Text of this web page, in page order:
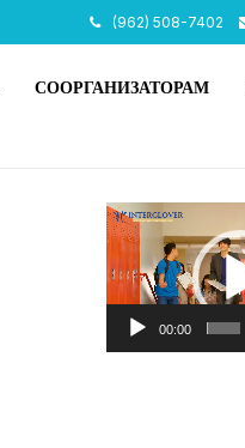
(962) 508-7402
СООРГАНИЗАТОРАМ
Видеоплеер
00:00